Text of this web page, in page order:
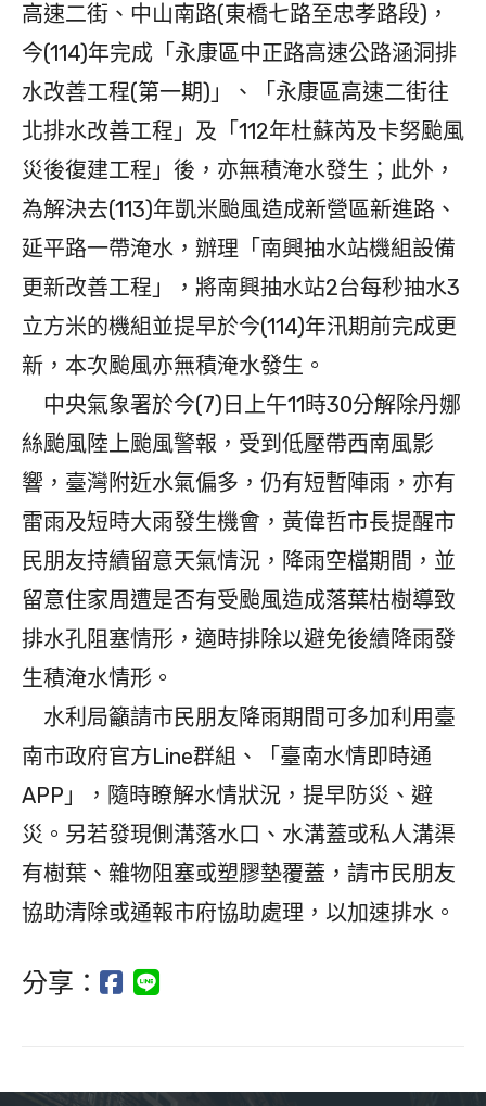
高速二街、中山南路(東橋七路至忠孝路段)，
今(114)年完成「永康區中正路高速公路涵洞排
水改善工程(第一期)」、「永康區高速二街往
北排水改善工程」及「112年杜蘇芮及卡努颱風
災後復建工程」後，亦無積淹水發生；此外，
為解決去(113)年凱米颱風造成新營區新進路、
延平路一帶淹水，辦理「南興抽水站機組設備
更新改善工程」，將南興抽水站2台每秒抽水3
立方米的機組並提早於今(114)年汛期前完成更
新，本次颱風亦無積淹水發生。
中央氣象署於今(7)日上午11時30分解除丹娜
絲颱風陸上颱風警報，受到低壓帶西南風影
響，臺灣附近水氣偏多，仍有短暫陣雨，亦有
雷雨及短時大雨發生機會，黃偉哲市長提醒市
民朋友持續留意天氣情況，降雨空檔期間，並
留意住家周遭是否有受颱風造成落葉枯樹導致
排水孔阻塞情形，適時排除以避免後續降雨發
生積淹水情形。
水利局籲請市民朋友降雨期間可多加利用臺
南市政府官方Line群組、「臺南水情即時通
APP」，隨時瞭解水情狀況，提早防災、避
災。另若發現側溝落水口、水溝蓋或私人溝渠
有樹葉、雜物阻塞或塑膠墊覆蓋，請市民朋友
協助清除或通報市府協助處理，以加速排水。
分享：